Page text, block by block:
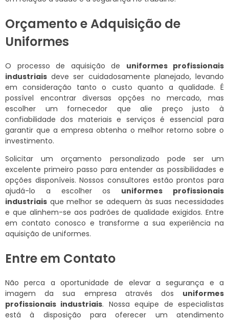
Orçamento e Adquisição de
Uniformes
O processo de aquisição de uniformes profissionais
industriais deve ser cuidadosamente planejado, levando
em consideração tanto o custo quanto a qualidade. É
possível encontrar diversas opções no mercado, mas
escolher um fornecedor que alie preço justo à
confiabilidade dos materiais e serviços é essencial para
garantir que a empresa obtenha o melhor retorno sobre o
investimento.
Solicitar um orçamento personalizado pode ser um
excelente primeiro passo para entender as possibilidades e
opções disponíveis. Nossos consultores estão prontos para
ajudá-lo a escolher os uniformes profissionais
industriais que melhor se adequem às suas necessidades
e que alinhem-se aos padrões de qualidade exigidos. Entre
em contato conosco e transforme a sua experiência na
aquisição de uniformes.
Entre em Contato
Não perca a oportunidade de elevar a segurança e a
imagem da sua empresa através dos uniformes
profissionais industriais. Nossa equipe de especialistas
está à disposição para oferecer um atendimento